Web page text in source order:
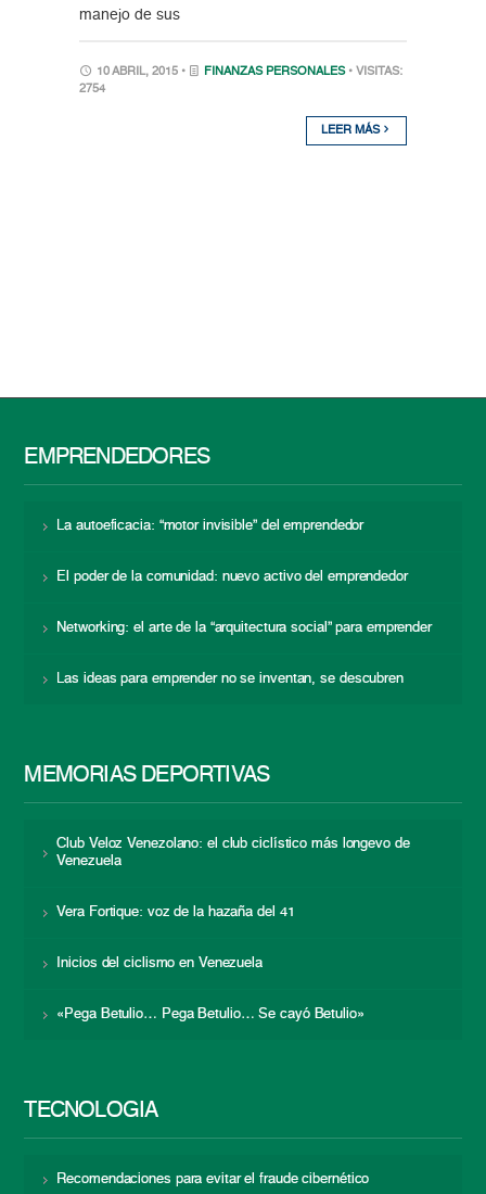
manejo de sus
10 ABRIL, 2015 • FINANZAS PERSONALES • VISITAS:
2754
LEER MÁS
EMPRENDEDORES
La autoeficacia: “motor invisible” del emprendedor
El poder de la comunidad: nuevo activo del emprendedor
Networking: el arte de la “arquitectura social” para emprender
Las ideas para emprender no se inventan, se descubren
MEMORIAS DEPORTIVAS
Club Veloz Venezolano: el club ciclístico más longevo de
Venezuela
Vera Fortique: voz de la hazaña del 41
Inicios del ciclismo en Venezuela
«Pega Betulio… Pega Betulio… Se cayó Betulio»
TECNOLOGÍA
Recomendaciones para evitar el fraude cibernético